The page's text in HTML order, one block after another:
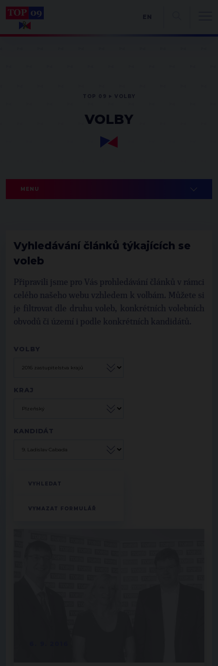
VOLBY
MENU
Vyhledávání článků týkajících se
voleb
Připravili jsme pro Vás prohledávání článků v rámci
celého našeho webu vzhledem k volbám. Můžete si
je filtrovat dle druhu voleb, konkrétních volebních
obvodů či území i podle konkrétních kandidátů.
VOLBY
KRAJ
KANDIDÁT